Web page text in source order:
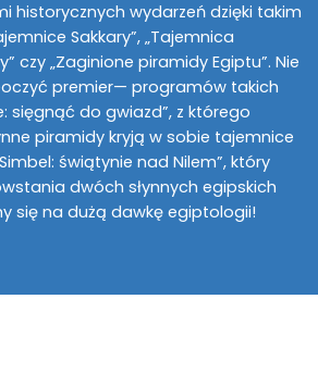
historycznych wydarzeń dzięki takim
Sakkary”, „Tajemnica
czy „Zaginione piramidy Egiptu”. Nie
premier— programów takich
sięgnąć do gwiazd”, z którego
piramidy kryją w sobie tajemnice
świątynie nad Nilem”, który
dwóch słynnych egipskich
się na dużą dawkę egiptologii!